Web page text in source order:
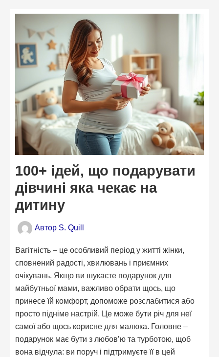
100+ ідей, що подарувати
дівчині яка чекає на
дитину
Автор S. Quill
Вагітність – це особливий період у житті жінки,
сповнений радості, хвилювань і приємних
очікувань. Якщо ви шукаєте подарунок для
майбутньої мами, важливо обрати щось, що
принесе їй комфорт, допоможе розслабитися або
просто підніме настрій. Це може бути річ для неї
самої або щось корисне для малюка. Головне –
подарунок має бути з любов’ю та турботою, щоб
вона відчула: ви поруч і підтримуєте її в цей